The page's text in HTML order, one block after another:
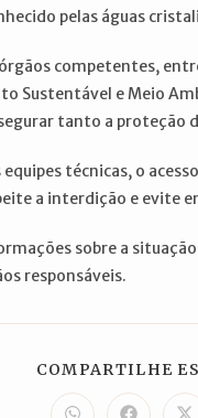
pelas águas
competentes,
Sustentável e Meio
tanto a
técnicas, o
a interdição e evite
sobre a
responsáveis.
COMPARTILHE